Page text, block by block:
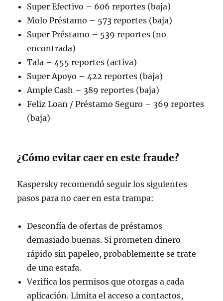
Super Efectivo – 606 reportes (baja)
Molo Préstamo – 573 reportes (baja)
Super Préstamo – 539 reportes (no
encontrada)
Tala – 455 reportes (activa)
Super Apoyo – 422 reportes (baja)
Ample Cash – 389 reportes (baja)
Feliz Loan / Préstamo Seguro – 369 reportes
(baja)
¿Cómo evitar caer en este fraude?
Kaspersky recomendó seguir los siguientes
pasos para no caer en esta trampa:
Desconfía de ofertas de préstamos
demasiado buenas. Si prometen dinero
rápido sin papeleo, probablemente se trate
de una estafa.
Verifica los permisos que otorgas a cada
aplicación. Limita el acceso a contactos,